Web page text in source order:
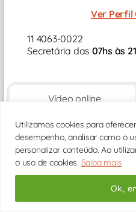
Utilizamos cookies para
desempenho, analisar como o
personalizar conteúdo. Ao
o uso de cookies. Saiba mais
Ok,
Ver Perfil
11 4063-0022
Secretária das 07hs às
Vídeo online
DD/MM
DD/MM
DD/MM
* HORÁRIOS DE
Carregando horários...